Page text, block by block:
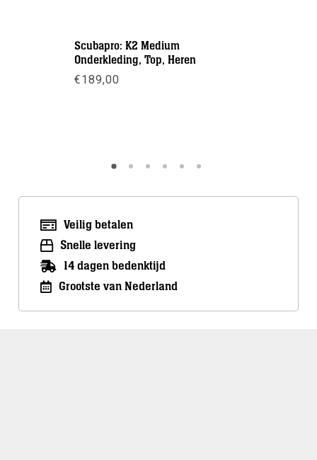
Scubapro: K2 Medium
Onderkleding, Top, Heren
€189,00
Veilig betalen
Snelle levering
14 dagen bedenktijd
Grootste van Nederland